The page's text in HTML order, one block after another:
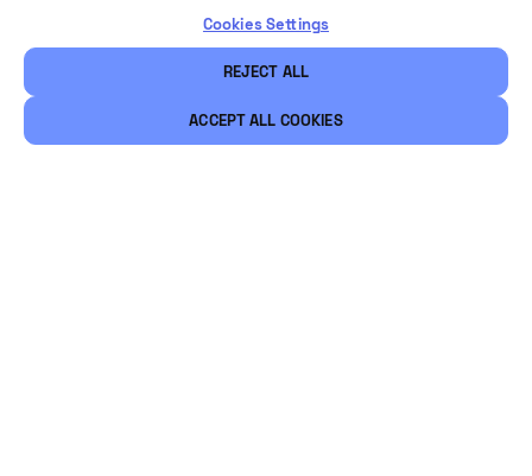
Cookies Settings
REJECT ALL
ACCEPT ALL COOKIES